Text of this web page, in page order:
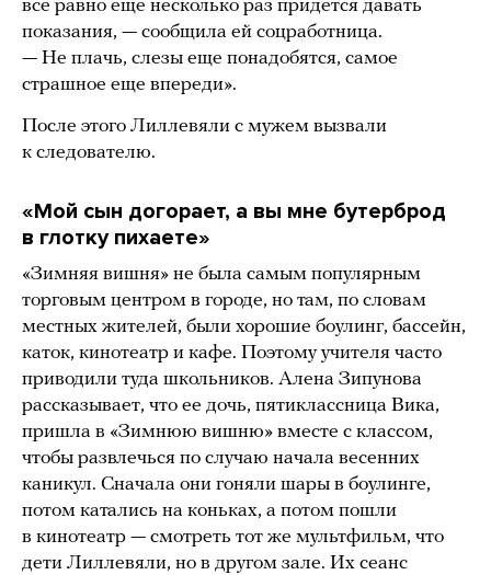
все равно еще несколько раз придется давать
показания, — сообщила ей соцработница.
— Не плачь, слезы еще понадобятся, самое
страшное еще впереди».
После этого Лиллевяли с мужем вызвали
к следователю.
«Мой сын догорает, а вы мне бутерброд
в глотку пихаете»
«Зимняя вишня» не была самым популярным
торговым центром в городе, но там, по словам
местных жителей, были хорошие боулинг, бассейн,
каток, кинотеатр и кафе. Поэтому учителя часто
приводили туда школьников. Алена Зипунова
рассказывает, что ее дочь, пятиклассница Вика,
пришла в «Зимнюю вишню» вместе с классом,
чтобы развлечься по случаю начала весенних
каникул. Сначала они гоняли шары в боулинге,
потом катались на коньках, а потом пошли
в кинотеатр — смотреть тот же мультфильм, что
дети Лиллевяли, но в другом зале. Их сеанс